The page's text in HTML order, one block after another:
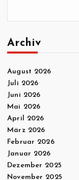
Archiv
August 2026
Juli 2026
Juni 2026
Mai 2026
April 2026
März 2026
Februar 2026
Januar 2026
Dezember 2025
November 2025